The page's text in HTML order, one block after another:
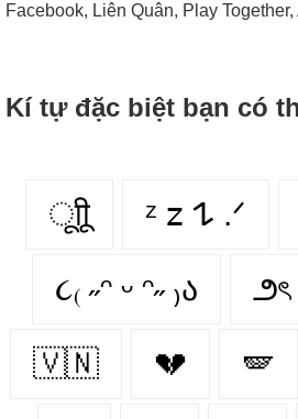
Facebook, Liên Quân, Play Together,
Kí tự đặc biệt bạn có
ूाीू ᶻ 𝗓 𐰁 .ᐟ
૮₍ ˶ᵔ ᵕ ᵔ˶ ₎ა ౨ৎ
🇻🇳 💔 🪽